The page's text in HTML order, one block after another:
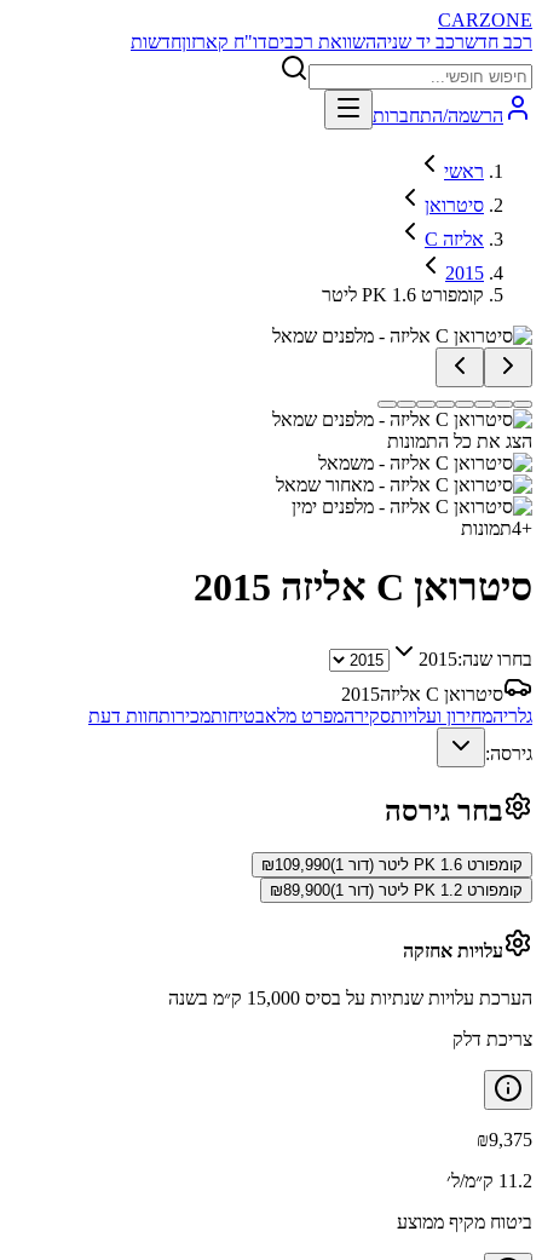
CARZONE
רכב חדשרכב יד שניההשוואת רכביםדו"ח קארזוןחדשות
הרשמה/התחברות
ראשי
סיטרואן
C אליזה
2015
קומפורט PK 1.6 ליטר
הצג את כל התמונות
+
4תמונות
סיטרואן C אליזה 2015
בחרו שנה:2015
סיטרואן C אליזה
2015
גלריהמחירון ועלויותסקירהמפרט מלאבטיחותמכירותחוות דעת
גירסה:
בחר גירסה
קומפורט PK 1.6 ליטר (דור 1) ₪109,990
קומפורט PK 1.2 ליטר (דור 1)
₪89,900
עלויות אחזקה
הערכת עלויות שנתיות על בסיס 15,000 ק״מ בשנה
צריכת דלק
₪9,375
11.2 ק״מ/ל׳
ביטוח מקיף ממוצע